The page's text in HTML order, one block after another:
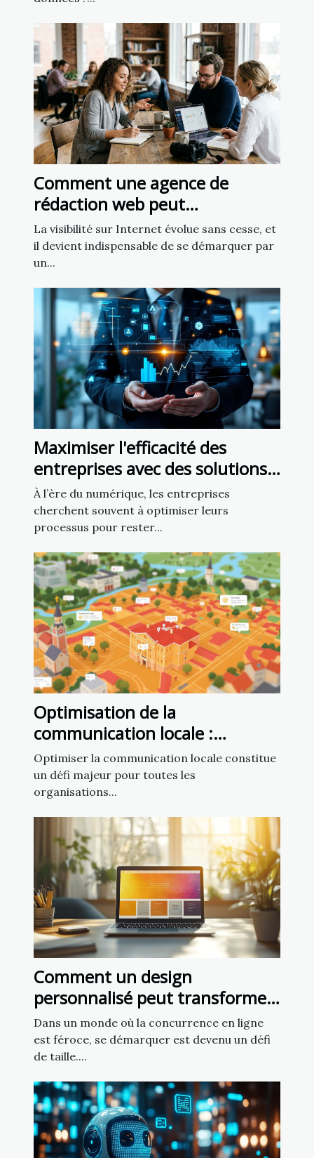
Comment une agence de
rédaction web peut
transformer votre présence en
ligne
La visibilité sur Internet évolue sans cesse, et
il devient indispensable de se démarquer par
un...
Maximiser l'efficacité des
entreprises avec des solutions
numériques personnalisées
À l’ère du numérique, les entreprises
cherchent souvent à optimiser leurs
processus pour rester...
Optimisation de la
communication locale :
exploiter un fichier d’emails de
mairies
Optimiser la communication locale constitue
un défi majeur pour toutes les
organisations...
Comment un design
personnalisé peut transformer
votre présence en ligne ?
Dans un monde où la concurrence en ligne
est féroce, se démarquer est devenu un défi
de taille....